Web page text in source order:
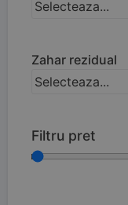
Selecteaza...
Zahar rezidual
Selecteaza...
Filtru pret